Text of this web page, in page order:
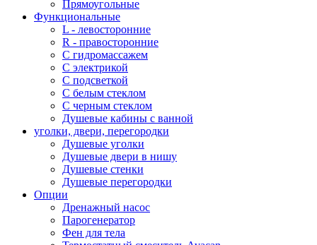
Прямоугольные
Функциональные
L - левосторонние
R - правосторонние
С гидромассажем
С электрикой
С подсветкой
С белым стеклом
С черным стеклом
Душевые кабины с ванной
уголки, двери, перегородки
Душевые уголки
Душевые двери в нишу
Душевые стенки
Душевые перегородки
Опции
Дренажный насос
Парогенератор
Фен для тела